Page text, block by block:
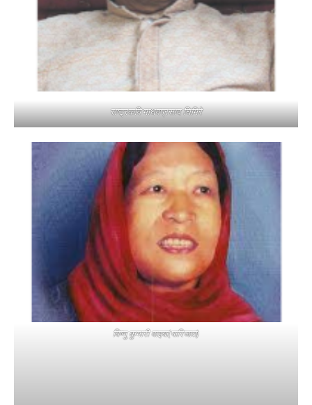
राष्ट्रकवि माधवप्रसाद घिमिरे
विष्णु कुमारी वाइबा(पारिजात)